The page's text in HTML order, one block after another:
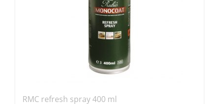
RMC refresh spray 400 ml